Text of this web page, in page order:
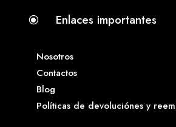
\ Enlaces importantes
Nosotros
Contactos
Blog
Políticas de devoluciónes y